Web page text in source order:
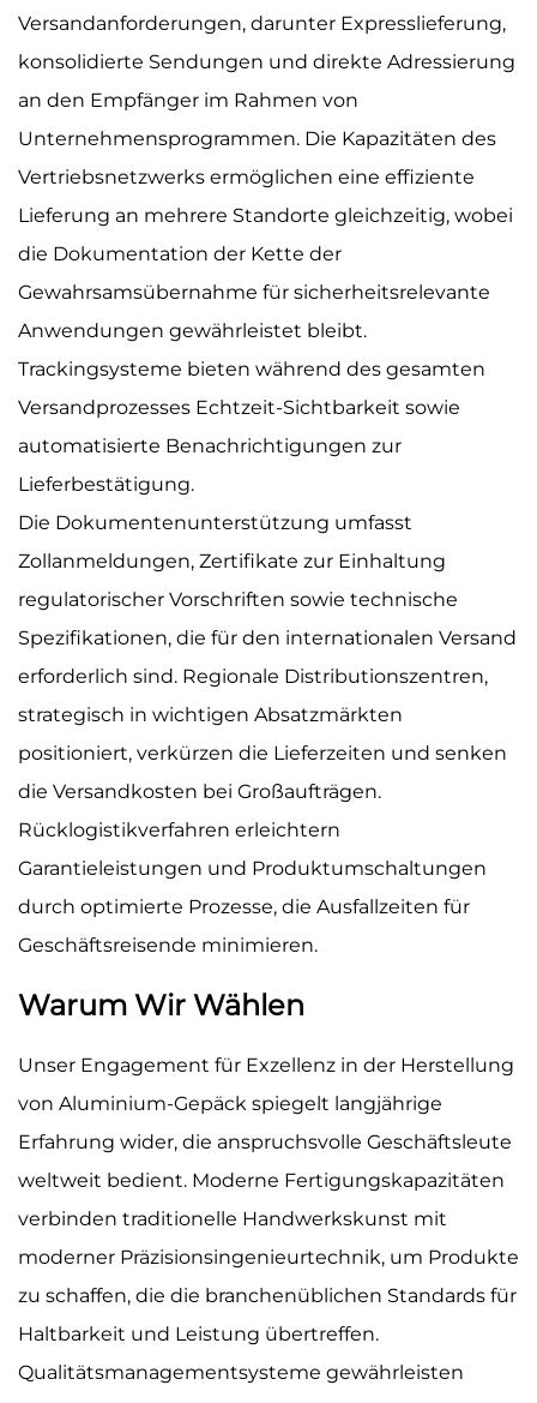
Versandanforderungen, darunter Expresslieferung,
konsolidierte Sendungen und direkte Adressierung
an den Empfänger im Rahmen von
Unternehmensprogrammen. Die Kapazitäten des
Vertriebsnetzwerks ermöglichen eine effiziente
Lieferung an mehrere Standorte gleichzeitig, wobei
die Dokumentation der Kette der
Gewahrsamsübernahme für sicherheitsrelevante
Anwendungen gewährleistet bleibt.
Trackingsysteme bieten während des gesamten
Versandprozesses Echtzeit-Sichtbarkeit sowie
automatisierte Benachrichtigungen zur
Lieferbestätigung.
Die Dokumentenunterstützung umfasst
Zollanmeldungen, Zertifikate zur Einhaltung
regulatorischer Vorschriften sowie technische
Spezifikationen, die für den internationalen Versand
erforderlich sind. Regionale Distributionszentren,
strategisch in wichtigen Absatzmärkten
positioniert, verkürzen die Lieferzeiten und senken
die Versandkosten bei Großaufträgen.
Rücklogistikverfahren erleichtern
Garantieleistungen und Produktumschaltungen
durch optimierte Prozesse, die Ausfallzeiten für
Geschäftsreisende minimieren.
Warum Wir Wählen
Unser Engagement für Exzellenz in der Herstellung
von Aluminium-Gepäck spiegelt langjährige
Erfahrung wider, die anspruchsvolle Geschäftsleute
weltweit bedient. Moderne Fertigungskapazitäten
verbinden traditionelle Handwerkskunst mit
moderner Präzisionsingenieurtechnik, um Produkte
zu schaffen, die die branchenüblichen Standards für
Haltbarkeit und Leistung übertreffen.
Qualitätsmanagementsysteme gewährleisten